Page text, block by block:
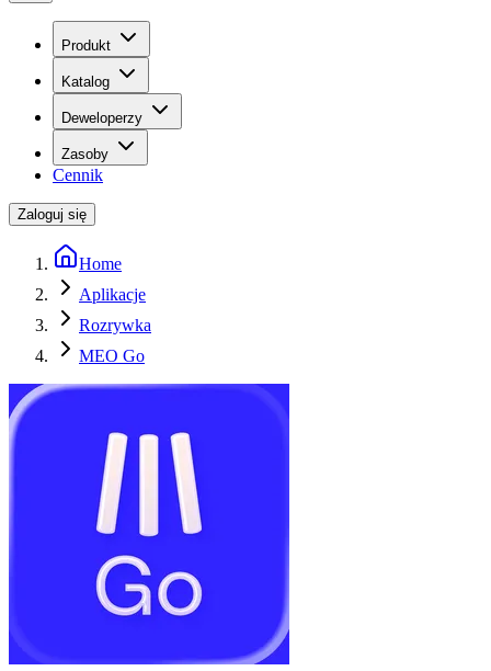
Produkt
Katalog
Deweloperzy
Zasoby
Cennik
Zaloguj się
Home
Aplikacje
Rozrywka
MEO Go